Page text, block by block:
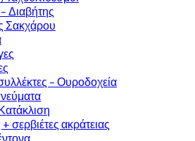
Διαβήτης
Σακχάρου
– Ουροδοχεία
σερβιέτες ακράτειας